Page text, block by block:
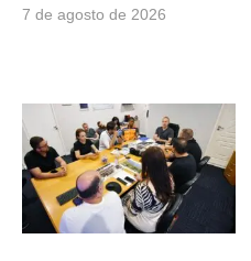
7 de agosto de 2026